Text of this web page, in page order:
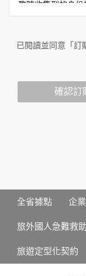
務時收集到的身
作與本公司合作
人員。例如您透過
放連結的廠商也
人資訊，這些廣
您個人在本網站
於一般瀏覽時，
設備的 IP 位址、
用，決不對外公布
分析，分析結果之
外，我們會視需
已閱讀並同意「訂
確認訂
全省據點 企
旅外國人急難救助
旅遊定型化契約